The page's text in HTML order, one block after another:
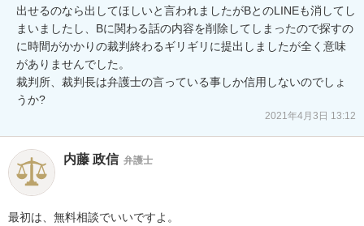
出せるのなら出してほしいと言われましたがBとのLINEも消してし
まいましたし、Bに関わる話の内容を削除してしまったので探すの
に時間がかかりの裁判終わるギリギリに提出しましたが全く意味
がありませんでした。
裁判所、裁判長は弁護士の言っている事しか信用しないのでしょ
うか?
2021年4月3日 13:12
内藤 政信 弁護士
最初は、無料相談でいいですよ。